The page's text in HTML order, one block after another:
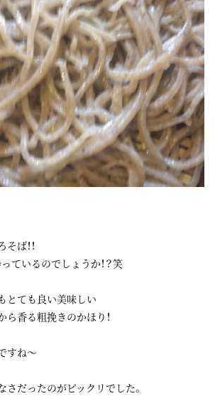
ば！！
ているのでしょうか！？笑
とても良い美味しい
香る粗挽きのかほり！
すね～
さだったのがビックリでした。